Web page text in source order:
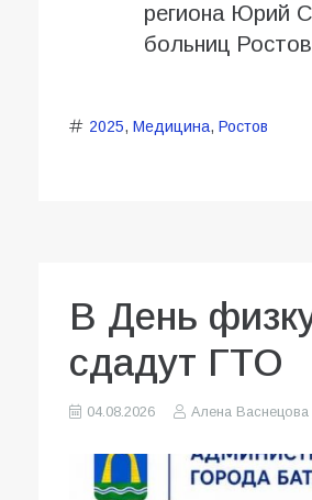
региона Юрий
больниц
2025, Медицина, Ростов
В День
сдадут ГТО
04.08.2026 Алена Васнецова